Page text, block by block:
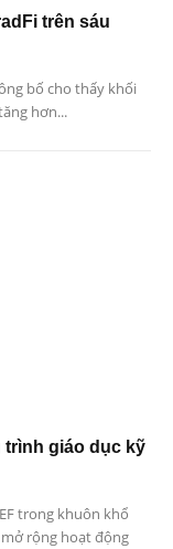
trên sáu
bố cho thấy khối
hơn...
trình giáo dục kỹ
trong khuôn khổ
rộng hoạt động